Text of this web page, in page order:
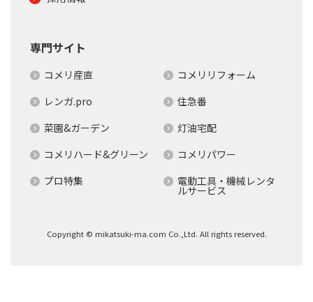
専門サイト
コメリ産直
コメリリフォーム
レンガ.pro
住急番
菜園&ガーデン
灯油宅配
コメリハード&グリーン
コメリパワー
プロ特集
電動工具・機械レンタ
ルサービス
Copyright © mikatsuki-ma.com Co.,Ltd. All rights reserved.